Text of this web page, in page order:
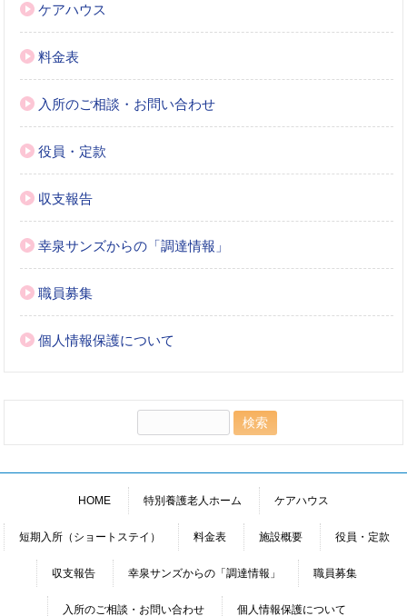
ケアハウス
料金表
入所のご相談・お問い合わせ
役員・定款
収支報告
幸泉サンズからの「調達情報」
職員募集
個人情報保護について
HOME 特別養護老人ホーム ケアハウス
短期入所（ショートステイ） 料金表 施設概要 役員・定款
収支報告 幸泉サンズからの「調達情報」 職員募集
入所のご相談・お問い合わせ 個人情報保護について